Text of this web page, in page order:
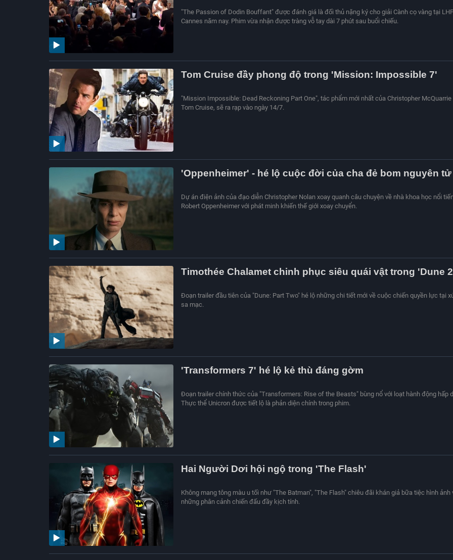
"The Passion of Dodin Bouffant" được đánh giá là đối thủ nặng ký cho giải Cành cọ vàng tại
Cannes năm nay. Phim vừa nhận được tràng vỗ tay dài 7 phút sau buổi chiếu.
Tom Cruise đầy phong độ trong 'Mission: Impossible 7'
"Mission Impossible: Dead Reckoning Part One", tác phẩm mới nhất của Christopher McQuarrie
Tom Cruise, sẽ ra rạp vào ngày 14/7.
'Oppenheimer' - hé lộ cuộc đời của cha đẻ bom nguyên tử
Dự án điện ảnh của đạo diễn Christopher Nolan xoay quanh câu chuyện về nhà khoa học nổi
Robert Oppenheimer với phát minh khiến thế giới xoay chuyển.
Timothée Chalamet chinh phục siêu quái vật trong 'Dune
Đoạn trailer đầu tiên của "Dune: Part Two" hé lộ những chi tiết mới về cuộc chiến quyền lực tại
sa mạc.
'Transformers 7' hé lộ kẻ thù đáng gờm
Đoạn trailer chính thức của "Transformers: Rise of the Beasts" bùng nổ với loạt hành động hấp
Thực thể Unicron được tiết lộ là phản diện chính trong phim.
Hai Người Dơi hội ngộ trong 'The Flash'
Không mang tông màu u tối như "The Batman", "The Flash" chiêu đãi khán giả bữa tiệc hình ảnh
những phân cảnh chiến đấu đầy kịch tính.